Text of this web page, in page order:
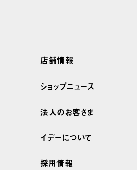
店舗情報
ショップニュース
法人のお客さま
イデーについて
採用情報